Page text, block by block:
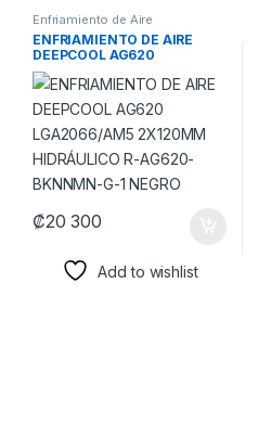
Enfriamiento de Aire
ENFRIAMIENTO DE AIRE
DEEPCOOL AG620
LGA2066/AM5 2X120MM
HIDRÁULICO R-AG620-
BKNNMN-G-1 NEGRO
₡20 300
Add to wishlist